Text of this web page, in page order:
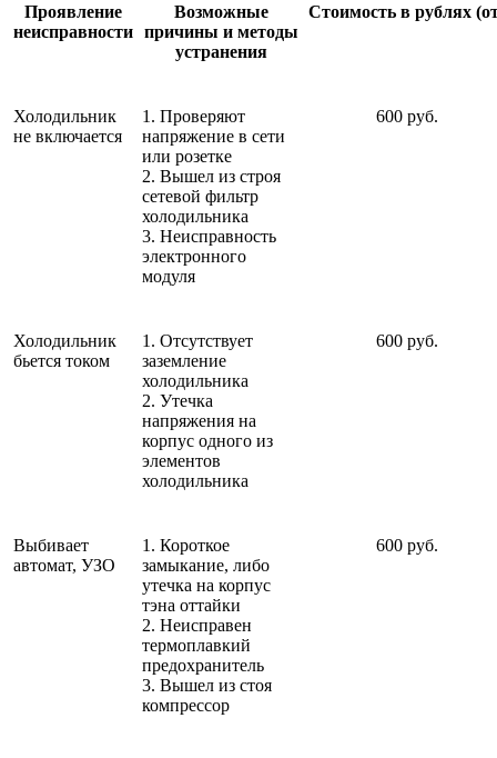
Проявление
неисправности
Возможные
причины и методы
устранения
Стоимость в рублях
Холодильник
не включается
1. Проверяют
напряжение в сети
или розетке
2. Вышел из строя
сетевой фильтр
холодильника
3. Неисправность
электронного
модуля
600 руб.
Холодильник
бьется током
1. Отсутствует
заземление
холодильника
2. Утечка
напряжения на
корпус одного из
элементов
холодильника
600 руб.
Выбивает
автомат, УЗО
1. Короткое
замыкание, либо
утечка на корпус
тэна оттайки
2. Неисправен
термоплавкий
предохранитель
3. Вышел из стоя
компрессор
600 руб.